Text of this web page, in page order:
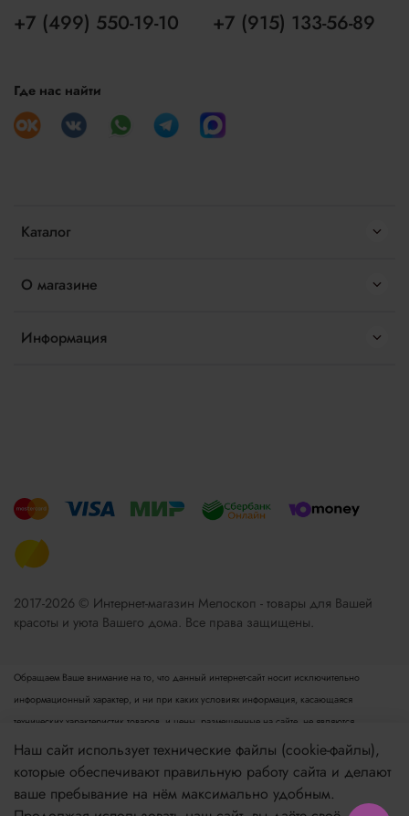
Каталог
О магазине
Информация
+7 (499) 550-19-10 +7 (915) 133-56-89
Где нас найти
2017-2026 © Интернет-магазин Мелоскоп - товары для Вашей
красоты и уюта Вашего дома. Все права защищены.
Обращаем Ваше внимание на то, что данный интернет-сайт носит исключительно
информационный характер, и ни при каких условиях информация, касающаяся
технических характеристик товаров, и цены, размещенные на сайте, не являются
публичной офертой, определяемой положениями пункта 2 статьи 437 Гражданского
кодекса РФ. Для получения подробной информации просьба обращаться к менеджеру.
Опубликованная на данном сайте информация может быть изменена в любое время без
предварительного уведомления.
Наш сайт использует технические файлы (cookie-файлы),
которые обеспечивают правильную работу сайта и делают
ваше пребывание на нём максимально удобным.